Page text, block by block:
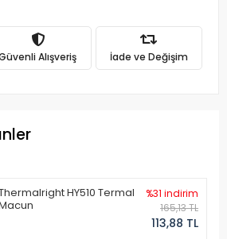
Alışveriş İade ve Değişim
HY510 Termal
%31 indirim
165,13 TL
113,88 TL